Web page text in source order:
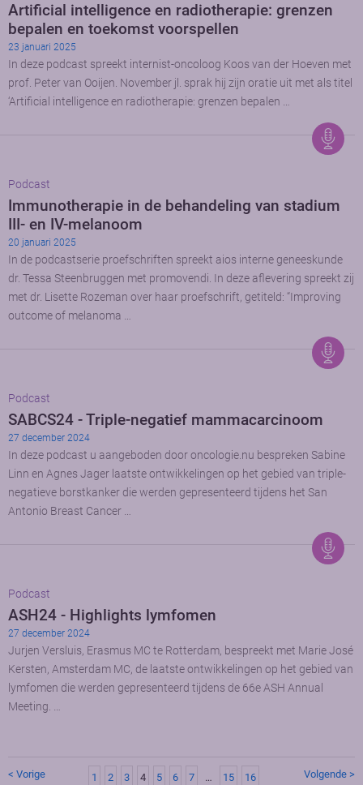
Artificial intelligence en radiotherapie: grenzen
bepalen en toekomst voorspellen
23 januari 2025
In deze podcast spreekt internist-oncoloog Koos van der Hoeven met
prof. Peter van Ooijen. November jl. sprak hij zijn oratie uit met als titel
‘Artificial intelligence en radiotherapie: grenzen bepalen …
Podcast
Immunotherapie in de behandeling van stadium
III- en IV-melanoom
20 januari 2025
In de podcastserie proefschriften spreekt aios interne geneeskunde
dr. Tessa Steenbruggen met promovendi. In deze aflevering spreekt zij
met dr. Lisette Rozeman over haar proefschrift, getiteld: “Improving
outcome of melanoma …
Podcast
SABCS24 - Triple-negatief mammacarcinoom
27 december 2024
In deze podcast u aangeboden door oncologie.nu bespreken Sabine
Linn en Agnes Jager laatste ontwikkelingen op het gebied van triple-
negatieve borstkanker die werden gepresenteerd tijdens het San
Antonio Breast Cancer …
Podcast
ASH24 - Highlights lymfomen
27 december 2024
Jurjen Versluis, Erasmus MC te Rotterdam, bespreekt met Marie José
Kersten, Amsterdam MC, de laatste ontwikkelingen op het gebied van
lymfomen die werden gepresenteerd tijdens de 66e ASH Annual
Meeting. …
< Vorige 1 2 3 4 5 6 7 … 15 16 Volgende >